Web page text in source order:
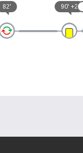
82' 90' +2